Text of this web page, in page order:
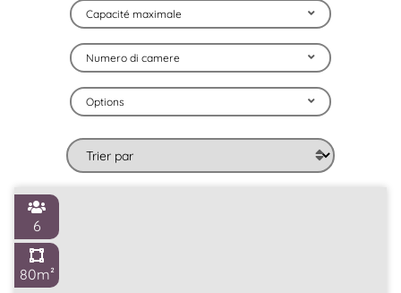
Capacité maximale
Numero di camere
Options
6
80m²